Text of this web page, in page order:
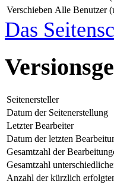
Verschieben Alle Benutzer
Das
Seitenersteller
Datum der Seitenerstellung
Letzter Bearbeiter
Datum der letzten
Gesamtzahl der
Gesamtzahl
Anzahl der kürzlich